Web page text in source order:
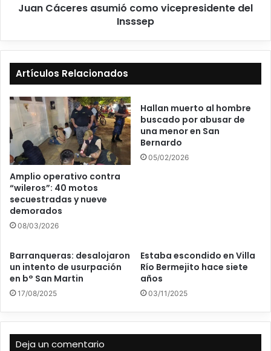
Juan Cáceres asumió como vicepresidente del
Insssep
Artículos Relacionados
Amplio operativo contra
“wileros”: 40 motos
secuestradas y nueve
demorados
08/03/2026
Hallan muerto al hombre
buscado por abusar de
una menor en San
Bernardo
05/02/2026
Barranqueras: desalojaron
un intento de usurpación
en b° San Martin
17/08/2025
Estaba escondido en Villa
Río Bermejito hace siete
años
03/11/2025
Deja un comentario